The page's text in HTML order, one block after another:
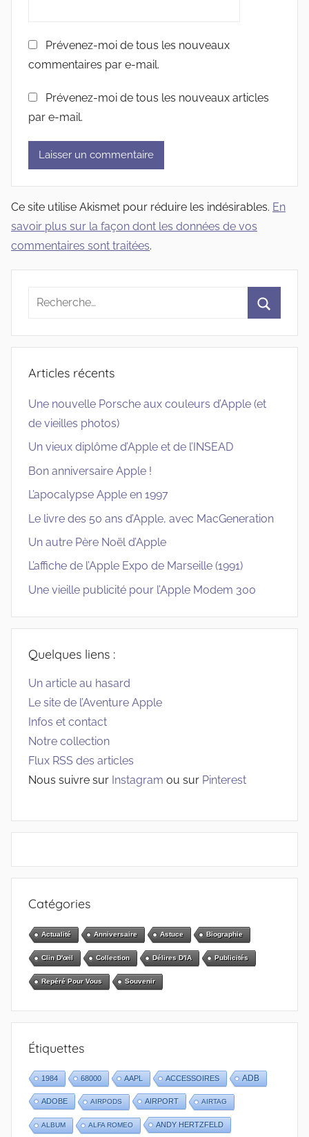
Prévenez-moi de tous les nouveaux
commentaires par e-mail.
Prévenez-moi de tous les nouveaux articles
par e-mail.
Ce site utilise Akismet pour réduire les indésirables. En
savoir plus sur la façon dont les données de vos
commentaires sont traitées.
Recherche
:
Articles récents
Une nouvelle Porsche aux couleurs d’Apple (et
de vieilles photos)
Un vieux diplôme d’Apple et de l’INSEAD
Bon anniversaire Apple !
L’apocalypse Apple en 1997
Le livre des 50 ans d’Apple, avec MacGeneration
Un autre Père Noël d’Apple
L’affiche de l’Apple Expo de Marseille (1991)
Une vieille publicité pour l’Apple Modem 300
Quelques liens :
Un article au hasard
Le site de l’Aventure Apple
Infos et contact
Notre collection
Flux RSS des articles
Nous suivre sur Instagram ou sur Pinterest
Catégories
Actualité Anniversaire Astuce Biographie
Clin D'œil Collection Délires D'IA Publicités
Repéré Pour Vous Souvenir
Étiquettes
1984 68000 AAPL ACCESSOIRES ADB
ADOBE AIRPODS AIRPORT AIRTAG
ALBUM ALFA ROMEO ANDY HERTZFELD